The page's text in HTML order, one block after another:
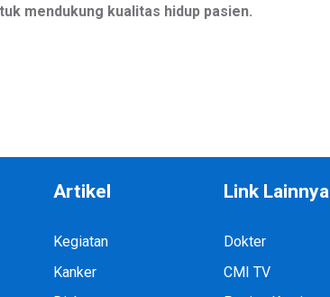
mendukung kualitas hidup pasien.
Artikel
Kegiatan
Kanker
Link Lainnya
Dokter
CMI TV